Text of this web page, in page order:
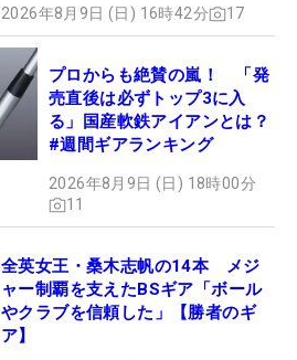
2026年8月9日 (日) 16時42分 17
プロからも絶賛の嵐！ 「発
売直後は必ずトップ3に入
る」国産軟鉄アイアンとは？
#週間ギアランキング
2026年8月9日 (日) 18時00分
11
全英女王・桑木志帆の14本 メジ
ャー制覇を支えたBSギア「ボール
やクラブを信頼した」【勝者のギ
ア】